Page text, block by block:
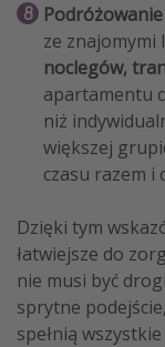
ze znajomymi
noclegów,
apartamentu
niż
większej
czasu razem i
Dzięki tym
łatwiejsze do
nie musi być
sprytne
spełnią